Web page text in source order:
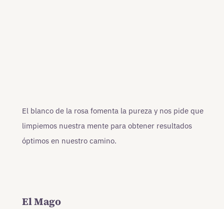
El blanco de la rosa fomenta la pureza y nos pide que
limpiemos nuestra mente para obtener resultados
óptimos en nuestro camino.
El Mago